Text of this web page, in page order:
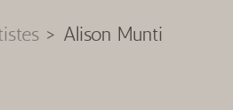
> Alison Munti